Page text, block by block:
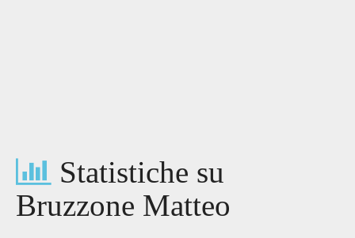
Statistiche su
Bruzzone Matteo